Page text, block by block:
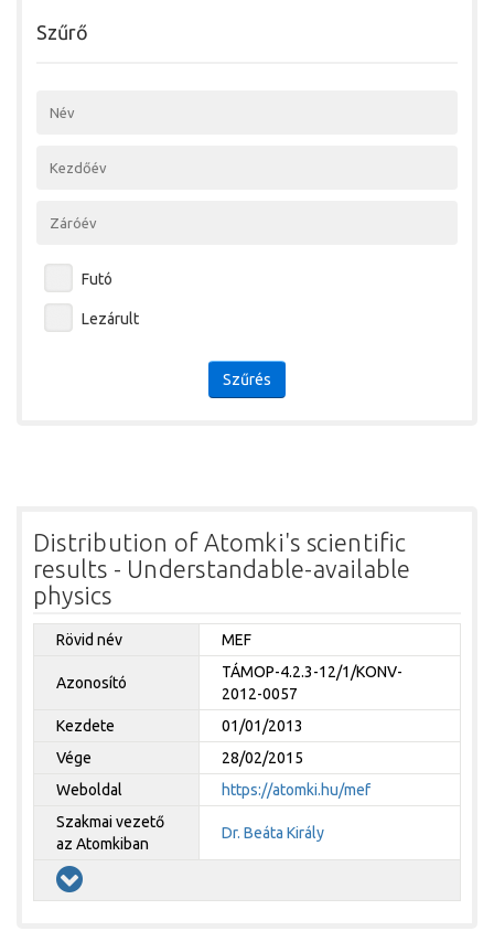
Szűrő
Futó
Lezárult
Szűrés
Distribution of Atomki's scientific
results - Understandable-available
physics
Rövid név MEF
Azonosító
TÁMOP-4.2.3-12/1/KONV-
2012-0057
Kezdete
01/01/2013
Vége
28/02/2015
Weboldal
https://atomki.hu/mef
Szakmai vezető
az Atomkiban
Dr. Beáta Király